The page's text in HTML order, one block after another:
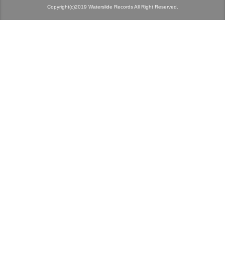
Copyright(c)2019 Waterslide Records All Right Reserved.